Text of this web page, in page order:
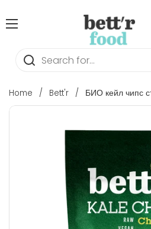
Open menu
Home / Bett'r / БИО кейл чипс